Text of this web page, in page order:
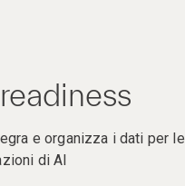
e organizza i dati per le
di AI